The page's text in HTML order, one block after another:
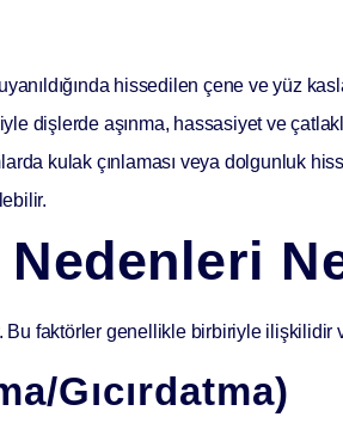
hissedilen çene ve yüz
dişlerde aşınma, hassasiyet ve
kulak çınlaması veya dolgunluk
Bu faktörler genellikle birbiriyle
Gıcırdatma)